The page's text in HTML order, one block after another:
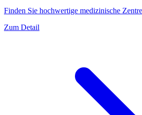
Finden Sie hochwertige medizinische
Zum Detail